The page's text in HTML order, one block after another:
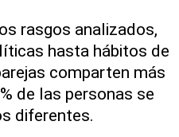
rasgos analizados,
hasta hábitos de
comparten más
de las personas se
diferentes.